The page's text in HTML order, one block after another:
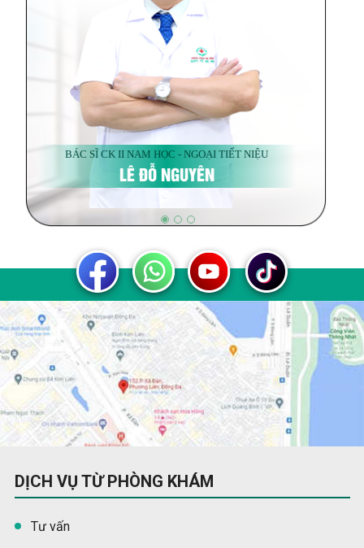
BÁC SĨ CK II NAM HỌC - NGOẠI TIẾT NIỆU
LÊ ĐỖ NGUYÊN
DỊCH VỤ TỪ PHÒNG KHÁM
Tư vấn